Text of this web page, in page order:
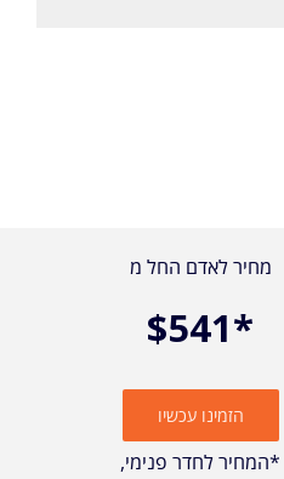
מחיר לאדם החל מ
$541*
הזמינו עכשיו
*המחיר לחדר פנימי,